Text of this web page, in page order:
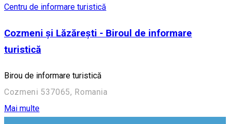
Centru de informare turistică
Cozmeni și Lăzărești - Biroul de informare
turistică
Birou de informare turistică
Cozmeni 537065, Romania
Mai multe